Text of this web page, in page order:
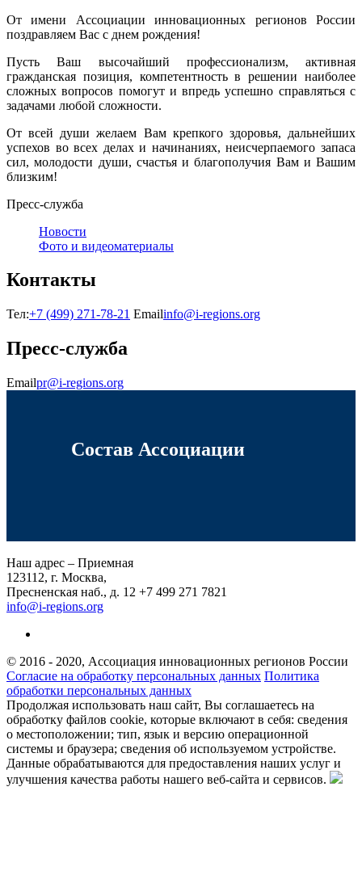
От имени Ассоциации инновационных регионов России
поздравляем Вас с днем рождения!
Пусть Ваш высочайший профессионализм, активная
гражданская позиция, компетентность в решении наиболее
сложных вопросов помогут и впредь успешно справляться с
задачами любой сложности.
От всей души желаем Вам крепкого здоровья, дальнейших
успехов во всех делах и начинаниях, неисчерпаемого запаса
сил, молодости души, счастья и благополучия Вам и Вашим
близким!
Пресс-служба
Новости
Фото и видеоматериалы
Контакты
Тел:+7 (499) 271-78-21 Emailinfo@i-regions.org
Пресс-служба
Emailpr@i-regions.org
Состав Ассоциации
Наш адрес – Приемная
123112, г. Москва,
Пресненская наб., д. 12 +7 499 271 7821
info@i-regions.org
© 2016 - 2020, Ассоциация инновационных регионов России
Согласие на обработку персональных данных Политика
обработки персональных данных
Продолжая использовать наш сайт, Вы соглашаетесь на
обработку файлов cookie, которые включают в себя: сведения
о местоположении; тип, язык и версию операционной
системы и браузера; сведения об используемом устройстве.
Данные обрабатываются для предоставления наших услуг и
улучшения качества работы нашего веб-сайта и сервисов.